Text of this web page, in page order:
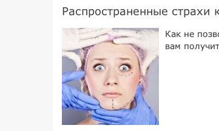
Распространенные страхи
Как не
вам